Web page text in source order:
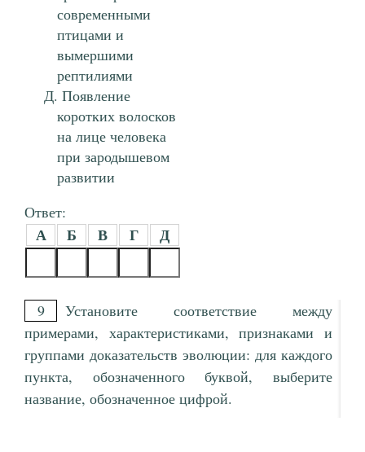
современными
птицами и
вымершими
рептилиями
Появление
коротких волосков
на лице человека
при зародышевом
развитии
Ответ:
А Б В Г Д
9
Установите соответствие между
примерами, характеристиками, признаками и
группами доказательств эволюции: для каждого
пункта, обозначенного буквой, выберите
название, обозначенное цифрой.